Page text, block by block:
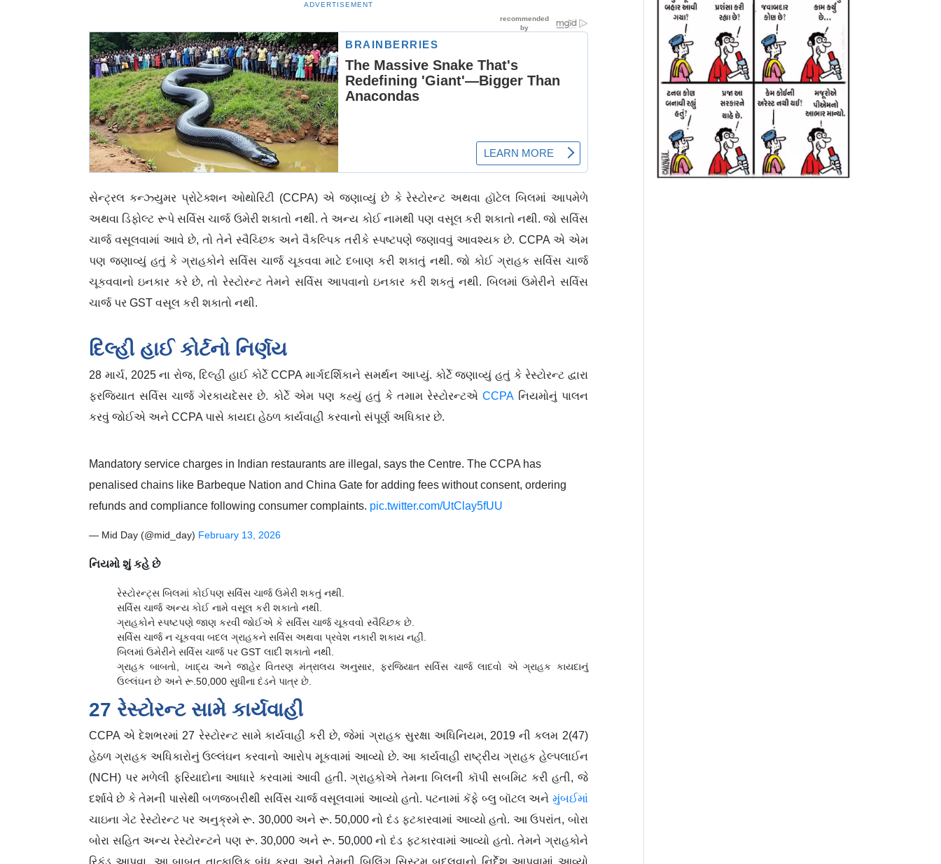
ADVERTISEMENT
સેન્ટ્રલ કન્ઝ્યુમર પ્રોટેક્શન ઓથોરિટી (CCPA) એ જણાવ્યું છે કે રેસ્ટોરન્ટ અથવા હૉટેલ બિલમાં આપમેળે
અથવા ડિફોલ્ટ રૂપે સર્વિસ ચાર્જ ઉમેરી શકાતો નથી. તે અન્ય કોઈ નામથી પણ વસૂલ કરી શકાતો નથી. જો સર્વિસ
ચાર્જ વસૂલવામાં આવે છે, તો તેને સ્વૈચ્છિક અને વૈકલ્પિક તરીકે સ્પષ્ટપણે જણાવવું આવશ્યક છે. CCPA એ એમ
પણ જણાવ્યું હતું કે ગ્રાહકોને સર્વિસ ચાર્જ ચૂકવવા માટે દબાણ કરી શકાતું નથી. જો કોઈ ગ્રાહક સર્વિસ ચાર્જ
ચૂકવવાનો ઇનકાર કરે છે, તો રેસ્ટોરન્ટ તેમને સર્વિસ આપવાનો ઇનકાર કરી શકતું નથી. બિલમાં ઉમેરીને સર્વિસ
ચાર્જ પર GST વસૂલ કરી શકાતો નથી.
દિલ્હી હાઈ કોર્ટનો નિર્ણય
28 માર્ચ, 2025 ના રોજ, દિલ્હી હાઈ કોર્ટે CCPA માર્ગદર્શિકાને સમર્થન આપ્યું. કોર્ટે જણાવ્યું હતું કે રેસ્ટોરન્ટ દ્વારા
ફરજિયાત સર્વિસ ચાર્જ ગેરકાયદેસર છે. કોર્ટે એમ પણ કહ્યું હતું કે તમામ રેસ્ટોરન્ટએCCPA નિયમોનું પાલન
કરવું જોઈએ અને CCPA પાસે કાયદા હેઠળ કાર્યવાહી કરવાનો સંપૂર્ણ અધિકાર છે.
Mandatory service charges in Indian restaurants are illegal, says the Centre. The CCPA has
penalised chains like Barbeque Nation and China Gate for adding fees without consent, ordering
refunds and compliance following consumer complaints. pic.twitter.com/UtClay5fUU
— Mid Day (@mid_day) February 13, 2026
નિયમો શું કહે છે
રેસ્ટોરન્ટ્સ બિલમાં કોઈપણ સર્વિસ ચાર્જ ઉમેરી શકતું નથી.
સર્વિસ ચાર્જ અન્ય કોઈ નામે વસૂલ કરી શકાતો નથી.
ગ્રાહકોને સ્પષ્ટપણે જાણ કરવી જોઈએ કે સર્વિસ ચાર્જ ચૂકવવો સ્વૈચ્છિક છે.
સર્વિસ ચાર્જ ન ચૂકવવા બદલ ગ્રાહકને સર્વિસ અથવા પ્રવેશ નકારી શકાય નહીં.
બિલમાં ઉમેરીને સર્વિસ ચાર્જ પર GST લાદી શકાતો નથી.
ગ્રાહક બાબતો, ખાદ્ય અને જાહેર વિતરણ મંત્રાલય અનુસાર, ફરજિયાત સર્વિસ ચાર્જ લાદવો એ ગ્રાહક કાયદાનું
ઉલ્લંઘન છે અને રૂ.50,000 સુધીના દંડને પાત્ર છે.
27 રેસ્ટોરન્ટ સામે કાર્યવાહી
CCPA એ દેશભરમાં 27 રેસ્ટોરન્ટ સામે કાર્યવાહી કરી છે, જેમાં ગ્રાહક સુરક્ષા અધિનિયમ, 2019 ની કલમ 2(47)
હેઠળ ગ્રાહક અધિકારોનું ઉલ્લંઘન કરવાનો આરોપ મૂકવામાં આવ્યો છે. આ કાર્યવાહી રાષ્ટ્રીય ગ્રાહક હેલ્પલાઈન
(NCH) પર મળેલી ફરિયાદોના આધારે કરવામાં આવી હતી. ગ્રાહકોએ તેમના બિલની કૉપી સબમિટ કરી હતી, જે
દર્શાવે છે કે તેમની પાસેથી બળજબરીથી સર્વિસ ચાર્જ વસૂલવામાં આવ્યો હતો. પટનામાં કૅફે બ્લુ બૉટલ અને મુંબઈમાં
ચાઇના ગેટ રેસ્ટોરન્ટ પર અનુક્રમે રૂ. 30,000 અને રૂ. 50,000 નો દંડ ફટકારવામાં આવ્યો હતો. આ ઉપરાંત, બોરા
બોરા સહિત અન્ય રેસ્ટોરન્ટને પણ રૂ. 30,000 અને રૂ. 50,000 નો દંડ ફટકારવામાં આવ્યો હતો. તેમને ગ્રાહકોને
રિફંડ આપવા, આ બાબત તાત્કાલિક બંધ કરવા અને તેમની બિલિંગ સિસ્ટમ બદલવાનો નિર્દેશ આપવામાં આવ્યો